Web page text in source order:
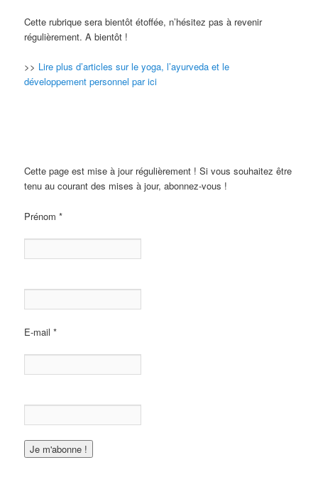
Cette rubrique sera bientôt étoffée, n’hésitez pas à revenir
régulièrement. A bientôt !
>> Lire plus d’articles sur le yoga, l’ayurveda et le
développement personnel par ici
Cette page est mise à jour régulièrement ! Si vous souhaitez être
tenu au courant des mises à jour, abonnez-vous !
Prénom*
E-mail*